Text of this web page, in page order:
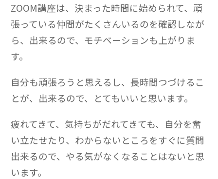
ZOOM講座は、決まった時間に始められて、頑
張っている仲間がたくさんいるのを確認しなが
ら、出来るので、モチベーションも上がりま
す。
自分も頑張ろうと思えるし、長時間つづけるこ
とが、出来るので、とてもいいと思います。
疲れてきて、気持ちがだれてきても、自分を奮
い立たせたり、わからないところをすぐに質問
出来るので、やる気がなくなることはないと思
います。